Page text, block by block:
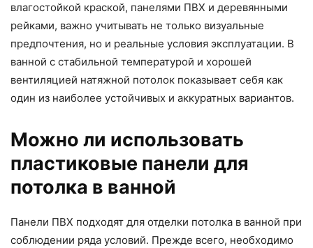
влагостойкой краской, панелями ПВХ и деревянными
рейками, важно учитывать не только визуальные
предпочтения, но и реальные условия эксплуатации. В
ванной с стабильной температурой и хорошей
вентиляцией натяжной потолок показывает себя как
один из наиболее устойчивых и аккуратных вариантов.
Можно ли использовать
пластиковые панели для
потолка в ванной
Панели ПВХ подходят для отделки потолка в ванной при
соблюдении ряда условий. Прежде всего, необходимо